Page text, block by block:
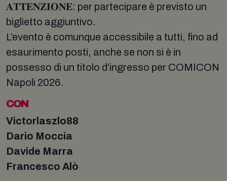
𝐀𝐓𝐓𝐄𝐍𝐙𝐈𝐎𝐍𝐄: per partecipare è previsto un
biglietto aggiuntivo.
L’evento è comunque accessibile a tutti, fino ad
esaurimento posti, anche se non si è in
possesso di un titolo d’ingresso per COMICON
Napoli 2026.
CON
Victorlaszlo88
Dario Moccia
Davide Marra
Francesco Alò